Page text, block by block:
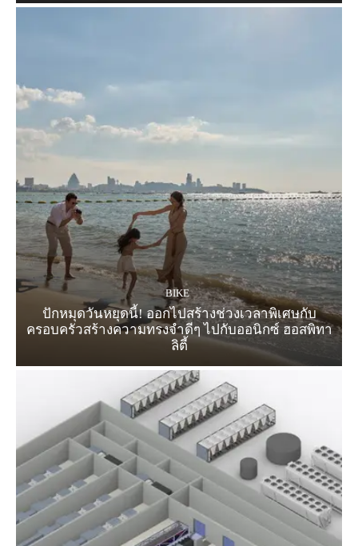
BIKE
ปักหมุดวันหยุดนี้! ออกไปสร้างช่วงเวลาพิเศษกับ
ครอบครัวสร้างความทรงจำดีๆ ไปกับออนิกซ์ ฮอสพิทา
ลิตี้